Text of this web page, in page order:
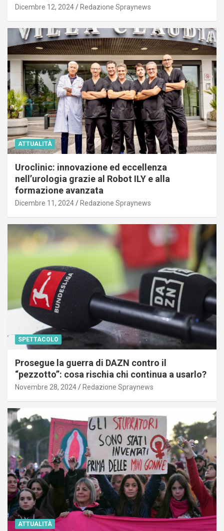
Dicembre 12, 2024 Redazione Spraynews
ATTUALITÀ
Uroclinic: innovazione ed eccellenza
nell’urologia grazie al Robot ILY e alla
formazione avanzata
Dicembre 11, 2024 Redazione Spraynews
SPETTACOLO
Prosegue la guerra di DAZN contro il
“pezzotto”: cosa rischia chi continua a usarlo?
Novembre 28, 2024 Redazione Spraynews
ATTUALITÀ